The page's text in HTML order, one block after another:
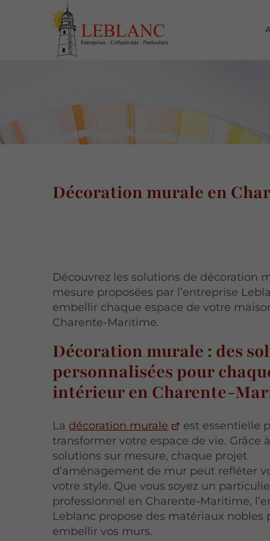
Décoration murale en
Découvrez les solutions de décoration
mesure proposées par l’entreprise
embellir chaque espace de votre
Charente-Maritime.
Décoration murale : des
personnalisées pour
intérieur en Charente-
La décoration murale
est essentielle
transformer votre espace de vie. Grâce
solutions sur mesure, chaque projet
d’aménagement de mur peut refléter
votre style. Que vous soyez un
professionnel en Charente-Maritime,
Leblanc propose des matériaux nobles
embellir vos murs.